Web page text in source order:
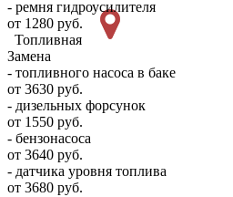
- ремня гидроусилителя
от 1280 руб.
Топливная
Замена
- топливного насоса в баке
от 3630 руб.
- дизельных форсунок
от 1550 руб.
- бензонасоса
от 3640 руб.
- датчика уровня топлива
от 3680 руб.